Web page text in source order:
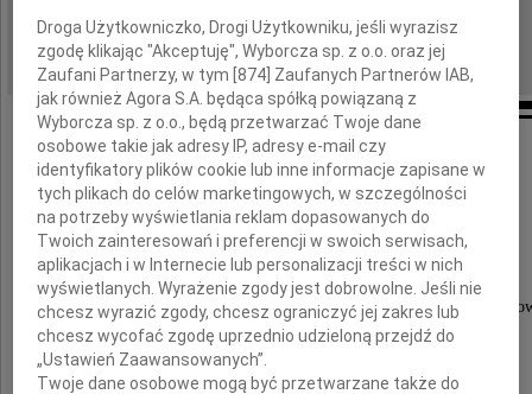
REGION:
DATA EMISJI: 27.04.2010
24 kwietnia 2010 roku zmarł
Wojciech Siemion
Nasz Kolega aktor, reżyser, pedagog,
wielki miłośnik polskiej sztuki współczesnej i
Kochał słowo i znał się na nim jak mało kto;
był niepowtarzalną indywidualnością,
niezrównanym interpretatorem poezji.
Droga Użytkowniczko, Drogi Użytkowniku, jeśli wyrazisz
zgodę klikając "Akceptuję", Wyborcza sp. z o.o. oraz jej
Zaufani Partnerzy, w tym [874 ] Zaufanych Partnerów IAB,
jak również Agora S.A. będąca spółką powiązaną z
Wyborcza sp. z o.o., będą przetwarzać Twoje dane
osobowe takie jak adresy IP, adresy e-mail czy
identyfikatory plików cookie lub inne informacje zapisane w
tych plikach do celów marketingowych, w szczególności
na potrzeby wyświetlania reklam dopasowanych do
Twoich zainteresowań i preferencji w swoich serwisach,
aplikacjach i w Internecie lub personalizacji treści w nich
wyświetlanych. Wyrażenie zgody jest dobrowolne. Jeśli nie
chcesz wyrazić zgody, chcesz ograniczyć jej zakres lub
chcesz wycofać zgodę uprzednio udzieloną przejdź do
„Ustawień Zaawansowanych”.
Twoje dane osobowe mogą być przetwarzane także do